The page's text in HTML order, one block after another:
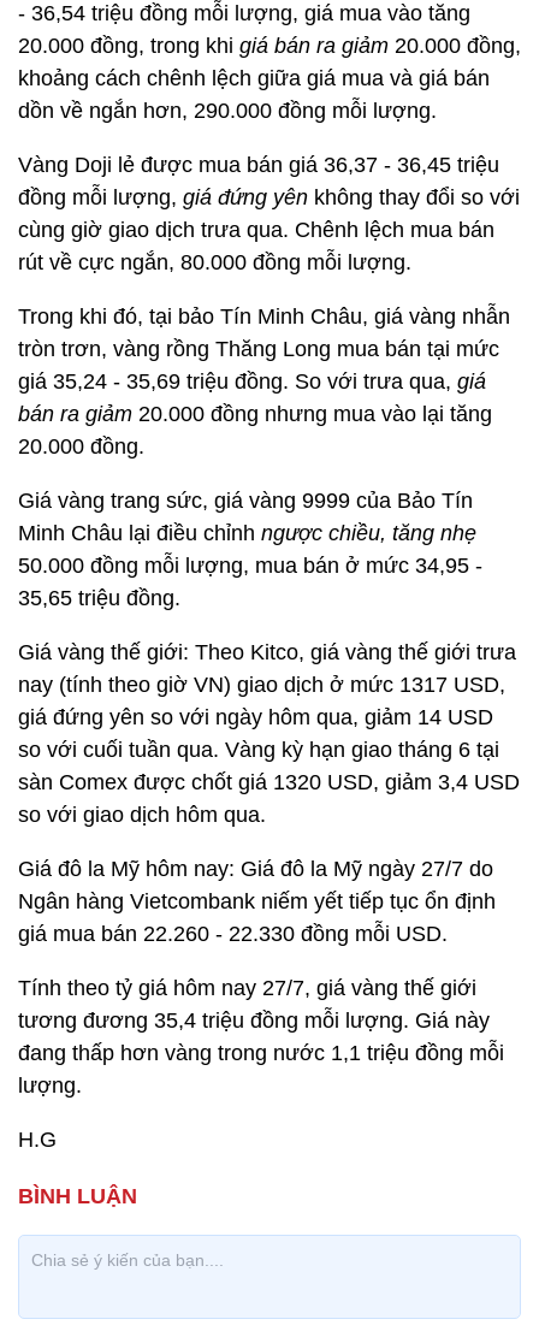
- 36,54 triệu đồng mỗi lượng, giá mua vào tăng
20.000 đồng, trong khi giá bán ra giảm 20.000 đồng,
khoảng cách chênh lệch giữa giá mua và giá bán
dồn về ngắn hơn, 290.000 đồng mỗi lượng.
Vàng Doji lẻ được mua bán giá 36,37 - 36,45 triệu
đồng mỗi lượng, giá đứng yên không thay đổi so với
cùng giờ giao dịch trưa qua. Chênh lệch mua bán
rút về cực ngắn, 80.000 đồng mỗi lượng.
Trong khi đó, tại bảo Tín Minh Châu, giá vàng nhẫn
tròn trơn, vàng rồng Thăng Long mua bán tại mức
giá 35,24 - 35,69 triệu đồng. So với trưa qua, giá
bán ra giảm 20.000 đồng nhưng mua vào lại tăng
20.000 đồng.
Giá vàng trang sức, giá vàng 9999 của Bảo Tín
Minh Châu lại điều chỉnh ngược chiều, tăng nhẹ
50.000 đồng mỗi lượng, mua bán ở mức 34,95 -
35,65 triệu đồng.
Giá vàng thế giới: Theo Kitco, giá vàng thế giới trưa
nay (tính theo giờ VN) giao dịch ở mức 1317 USD,
giá đứng yên so với ngày hôm qua, giảm 14 USD
so với cuối tuần qua. Vàng kỳ hạn giao tháng 6 tại
sàn Comex được chốt giá 1320 USD, giảm 3,4 USD
so với giao dịch hôm qua.
Giá đô la Mỹ hôm nay: Giá đô la Mỹ ngày 27/7 do
Ngân hàng Vietcombank niếm yết tiếp tục ổn định
giá mua bán 22.260 - 22.330 đồng mỗi USD.
Tính theo tỷ giá hôm nay 27/7, giá vàng thế giới
tương đương 35,4 triệu đồng mỗi lượng. Giá này
đang thấp hơn vàng trong nước 1,1 triệu đồng mỗi
lượng.
H.G